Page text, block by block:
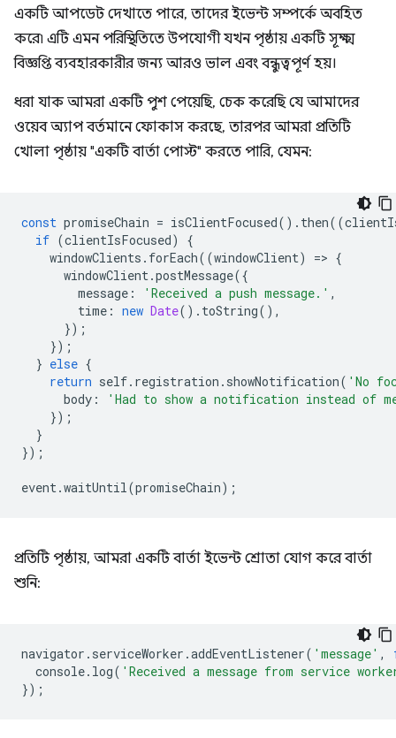
একটি আপডেট দেখাতে পারে, তাদের ইভেন্ট সম্পর্কে অবহিত
করে৷ এটি এমন পরিস্থিতিতে উপযোগী যখন পৃষ্ঠায় একটি সূক্ষ্ম
বিজ্ঞপ্তি ব্যবহারকারীর জন্য আরও ভাল এবং বন্ধুত্বপূর্ণ হয়।
ধরা যাক আমরা একটি পুশ পেয়েছি, চেক করেছি যে আমাদের
ওয়েব অ্যাপ বর্তমানে ফোকাস করছে, তারপর আমরা প্রতিটি
খোলা পৃষ্ঠায় "একটি বার্তা পোস্ট" করতে পারি, যেমন:
const promiseChain = isClientFocused(). then((
if (clientIsFocused)
{
windowClients . forEach((windowClient) => {
windowClient.postMessage({
message : 'Received a push message.' ,
time : new Date(). toString(),
});
});
} else {
return self. registration . showNotification( 'No
body :
'Had to show a notification instead of
});
}
});
event.waitUntil(promiseChain);
প্রতিটি পৃষ্ঠায়, আমরা একটি বার্তা ইভেন্ট শ্রোতা যোগ করে বার্তা
শুনি:
navigator . serviceWorker .addEventListener( 'message' ,
console. log( 'Received a message from service
});